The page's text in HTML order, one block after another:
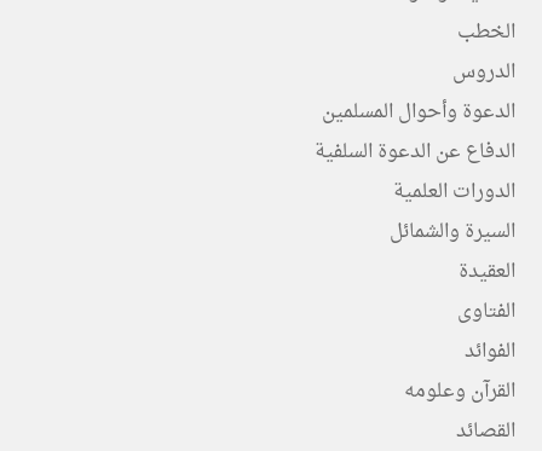
الخطب
الدروس
الدعوة وأحوال المسلمين
الدفاع عن الدعوة السلفية
الدورات العلمية
السيرة والشمائل
العقيدة
الفتاوى
الفوائد
القرآن وعلومه
القصائد